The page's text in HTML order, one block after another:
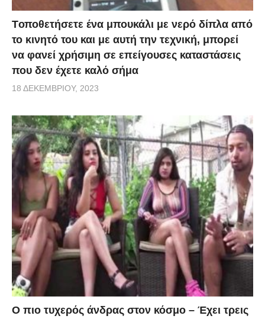
Tοποθετήσετε ένα μπουκάλι με νερό δίπλα από
το κινητό του και με αυτή την τεχνική, μπορεί
να φανεί χρήσιμη σε επείγουσες καταστάσεις
που δεν έχετε καλό σήμα
18 ΔΕΚΕΜΒΡΊΟΥ, 2023
Ο πιο τυχερός άνδρας στον κόσμο – Έχει τρεις